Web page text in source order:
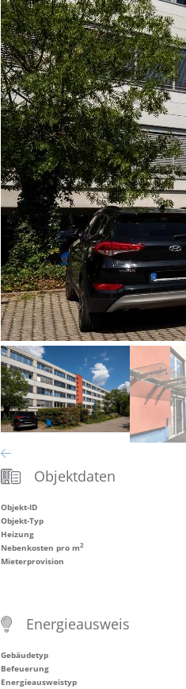
Objektdaten
Objekt-ID
Objekt-Typ
Heizung
Nebenkosten pro m2
Mieterprovision
Energieausweis
Gebäudetyp
Befeuerung
Energieausweistyp